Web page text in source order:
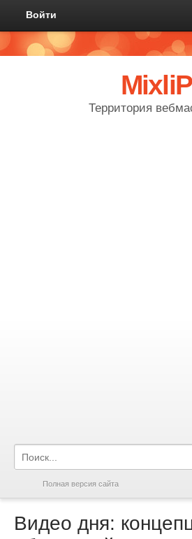
Войти
MixliP
Территория
Полная версия сайта
Видео дня: